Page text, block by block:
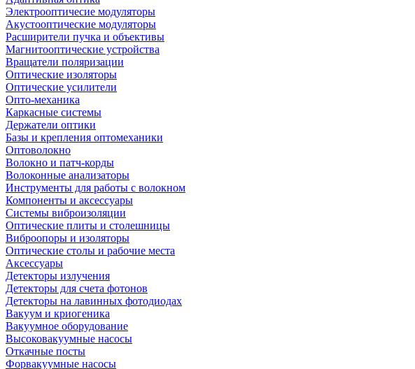
Электрооптичесие модуляторы
Акустооптические модуляторы
Расширители пучка и объективы
Магнитооптические устройства
Вращатели поляризации
Оптические изоляторы
Оптические усилители
Опто-механика
Каркасные системы
Держатели оптики
Базы и крепления оптомеханики
Оптоволокно
Волокно и патч-корды
Волоконные анализаторы
Инструменты для работы с волокном
Компоненты и аксессуары
Системы виброизоляции
Оптические плиты и столешницы
Виброопоры и изоляторы
Оптические столы и рабочие места
Аксессуары
Детекторы излучения
Детекторы для счета фотонов
Детекторы на лавинных фотодиодах
Вакуум и криогеника
Вакуумное оборудование
Высоковакуумные насосы
Откачные посты
Форвакуумные насосы